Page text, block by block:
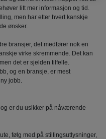
litt mer informasjon og tid.
men har etter hvert kanskje
ønsker.
bransjer, det medfører nok en
virke skremmende. Det kan
det er sjelden tilfelle.
og en bransje, er mest
jobb.
er du usikker på nåværende
følg med på stillingsutlysninger,